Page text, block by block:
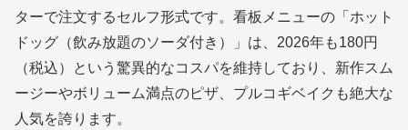
ターで注文するセルフ形式です。看板メニューの「ホット
ドッグ（飲み放題のソーダ付き）」は、2026年も180円
（税込）という驚異的なコスパを維持しており、新作スム
ージーやボリューム満点のピザ、プルコギベイクも絶大な
人気を誇ります。